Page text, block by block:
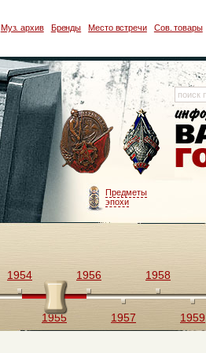
Муз. архив Бренды Место встречи Сов. товары
Предметы
эпохи
1954
1955
1956
1957
1958
1959